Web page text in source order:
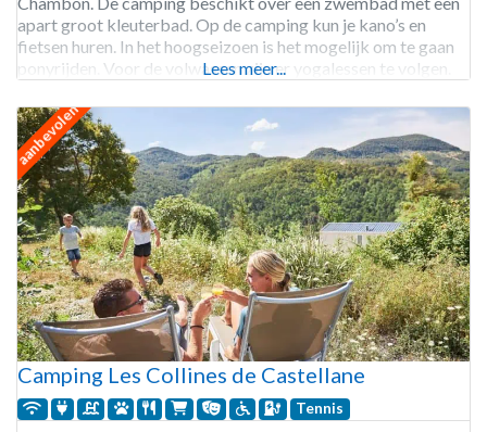
apart groot kleuterbad. Op de camping kun je kano’s en
fietsen huren. In het hoogseizoen is het mogelijk om te gaan
ponyrijden. Voor de volwassen zijn er yogalessen te volgen.
Lees meer...
aanbevolen
Camping Les Collines de Castellane
Tennis